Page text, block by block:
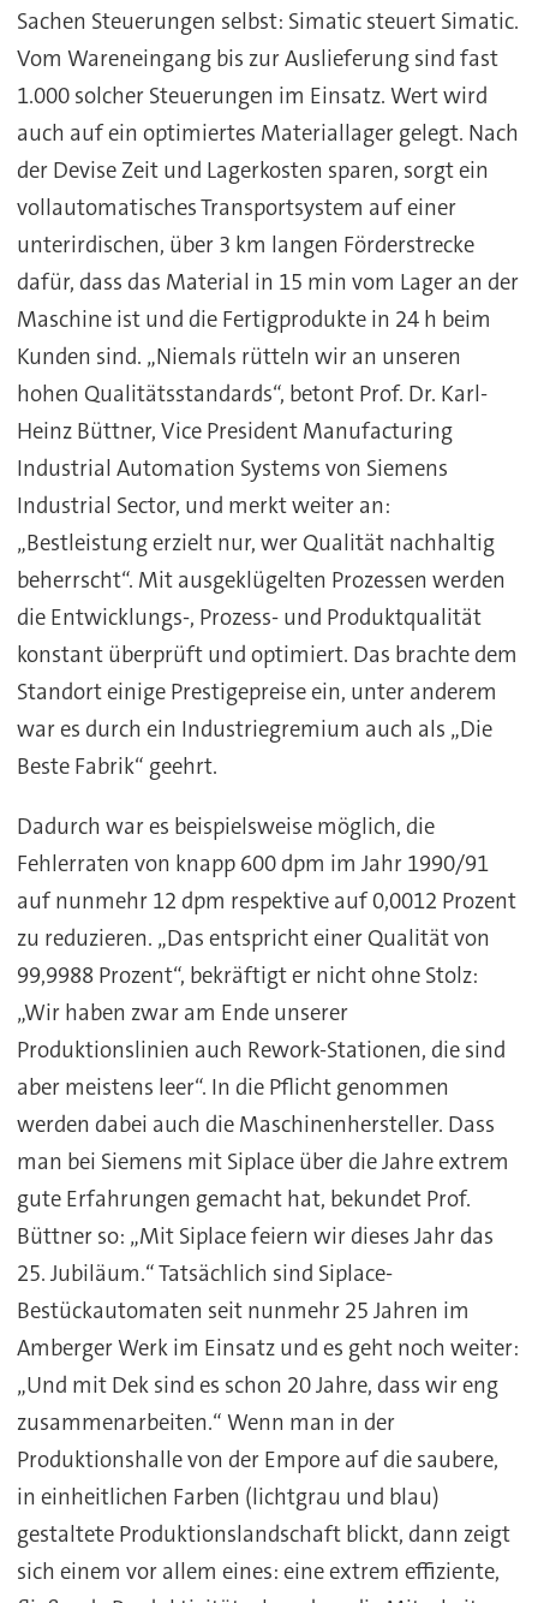
Sachen Steuerungen selbst: Simatic steuert Simatic.
Vom Wareneingang bis zur Auslieferung sind fast
1.000 solcher Steuerungen im Einsatz. Wert wird
auch auf ein optimiertes Materiallager gelegt. Nach
der Devise Zeit und Lagerkosten sparen, sorgt ein
vollautomatisches Transportsystem auf einer
unterirdischen, über 3 km langen Förderstrecke
dafür, dass das Material in 15 min vom Lager an der
Maschine ist und die Fertigprodukte in 24 h beim
Kunden sind. „Niemals rütteln wir an unseren
hohen Qualitätsstandards“, betont Prof. Dr. Karl-
Heinz Büttner, Vice President Manufacturing
Industrial Automation Systems von Siemens
Industrial Sector, und merkt weiter an:
„Bestleistung erzielt nur, wer Qualität nachhaltig
beherrscht“. Mit ausgeklügelten Prozessen werden
die Entwicklungs-, Prozess- und Produktqualität
konstant überprüft und optimiert. Das brachte dem
Standort einige Prestigepreise ein, unter anderem
war es durch ein Industriegremium auch als „Die
Beste Fabrik“ geehrt.
Dadurch war es beispielsweise möglich, die
Fehlerraten von knapp 600 dpm im Jahr 1990/91
auf nunmehr 12 dpm respektive auf 0,0012 Prozent
zu reduzieren. „Das entspricht einer Qualität von
99,9988 Prozent“, bekräftigt er nicht ohne Stolz:
„Wir haben zwar am Ende unserer
Produktionslinien auch Rework-Stationen, die sind
aber meistens leer“. In die Pflicht genommen
werden dabei auch die Maschinenhersteller. Dass
man bei Siemens mit Siplace über die Jahre extrem
gute Erfahrungen gemacht hat, bekundet Prof.
Büttner so: „Mit Siplace feiern wir dieses Jahr das
25. Jubiläum.“ Tatsächlich sind Siplace-
Bestückautomaten seit nunmehr 25 Jahren im
Amberger Werk im Einsatz und es geht noch weiter:
„Und mit Dek sind es schon 20 Jahre, dass wir eng
zusammenarbeiten.“ Wenn man in der
Produktionshalle von der Empore auf die saubere,
in einheitlichen Farben (lichtgrau und blau)
gestaltete Produktionslandschaft blickt, dann zeigt
sich einem vor allem eines: eine extrem effiziente,